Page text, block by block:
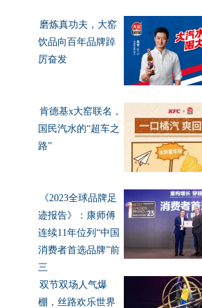
磨炼真功夫，大窑
饮品向百年品牌踔
厉奋发
肯德基x大窑联名，
国民汽水的“超车之
路”
《2023全球品牌足
迹报告》：康师傅
连续11年位列“中国
消费者首选品牌”前
三
双节双场人气爆
棚，丝路欢乐世界